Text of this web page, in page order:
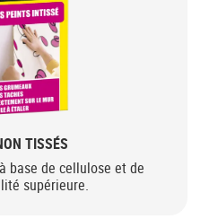
TISSÉS
de cellulose et de
supérieure.